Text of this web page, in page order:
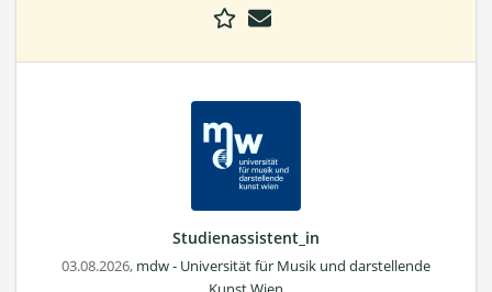
Studienassistent_in
03.08.2026, mdw - Universität für Musik und darstellende